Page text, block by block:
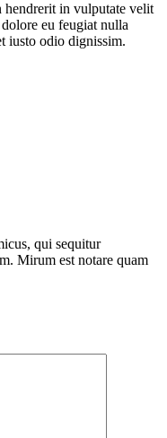
in vulputate velit
eu feugiat nulla
iusto odio dignissim.
qui sequitur
Mirum est notare quam